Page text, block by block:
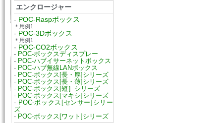
エンクロージャー
- POC-Raspボックス
＊用例1
- POC-3Dボックス
＊用例1
- POC-CO2ボックス
- POC-ボックスディスプレー
- POC-ハブイサーネットボックス
- POC-ハブ無線LANボックス
- POC-ボックス[長・厚]シリーズ
- POC-ボックス[長・薄]シリーズ
- POC-ボックス[短］シリーズ
- POC-ボックス[マキシ]シリーズ
- POC-ボックス[センサー]シリー
ズ
- POC-ボックス[ワット]シリーズ